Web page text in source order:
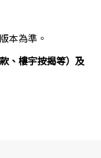
本為準。
、樓宇按揭等）及